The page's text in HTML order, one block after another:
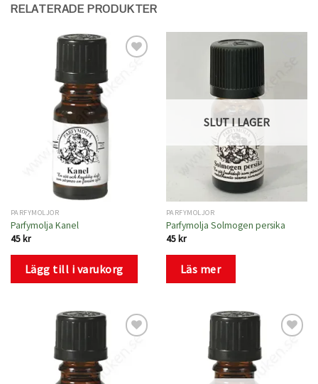
RELATERADE PRODUKTER
önskelistan
PARFYMOLJOR
Parfymolja Kanel
45 kr
Lägg till i varukorg
önskelistan
SLUT I LAGER
PARFYMOLJOR
Parfymolja Solmogen persika
45 kr
Läs mer
önskelistan